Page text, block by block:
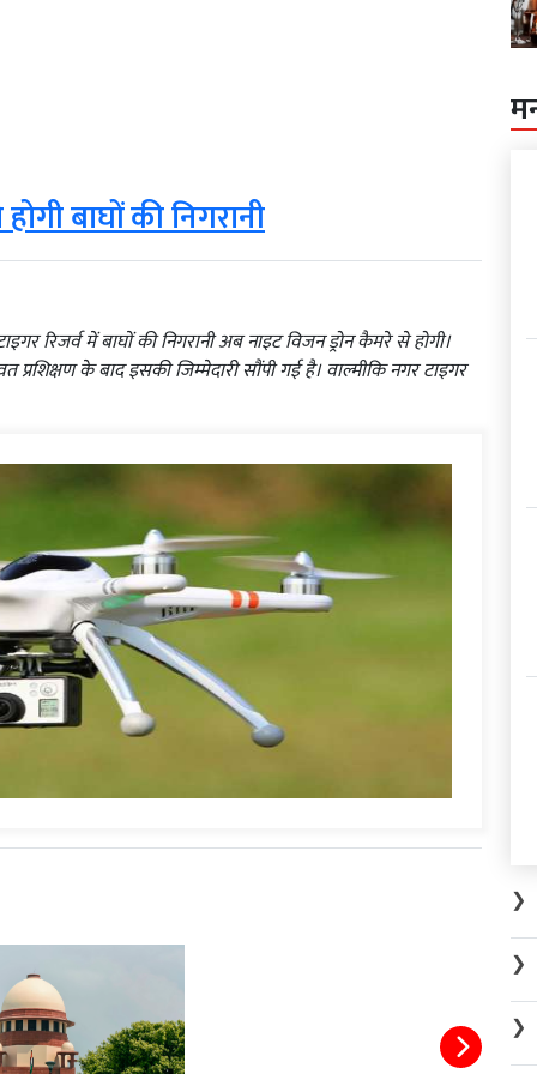
बाघों की निगरानी
रिजर्व में बाघों की निगरानी अब नाइट विजन ड्रोन कैमरे से होगी।
के बाद इसकी जिम्मेदारी सौंपी गई है। वाल्मीकि नगर टाइगर
❯
❯
❯